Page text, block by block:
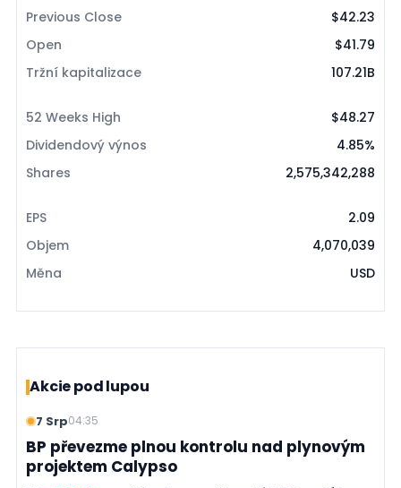
Previous Close
$42.23
Open
$41.79
Tržní kapitalizace
107.21B
52 Weeks High
$48.27
Dividendový výnos
4.85%
Shares
2,575,342,288
EPS
2.09
Objem
4,070,039
Měna
USD
Akcie pod lupou
7 Srp04:35
BP převezme plnou kontrolu nad plynovým
projektem Calypso